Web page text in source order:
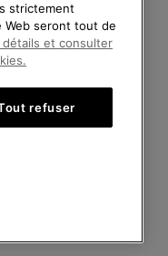
SOREL.
PAYS
strictement
Web seront tout de
et consulter
refuser